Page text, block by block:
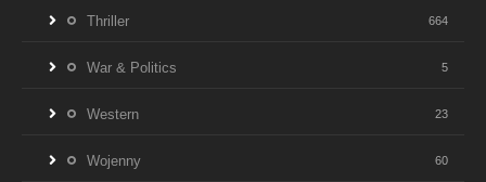
Thriller 664
War & Politics 5
Western 23
Wojenny 60